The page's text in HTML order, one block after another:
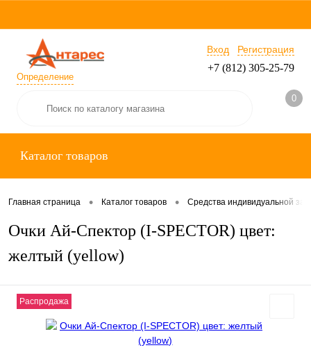
Определение
Вход Регистрация
+7 (812) 305-25-79
0
Каталог товаров
Главная страница • Каталог товаров • Средства индивидуальной
Очки Ай-Спектор (I-SPECTOR) цвет:
желтый (yellow)
Распродажа